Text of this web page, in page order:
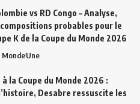
vs RD Congo – Analyse,
probables pour le
K de la Coupe du Monde 2026
MondeUne
à la Coupe du Monde 2026 :
Desabre ressuscite les